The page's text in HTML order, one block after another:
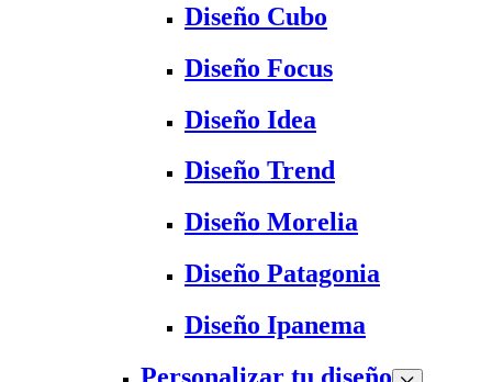
Diseño Cubo
Diseño Focus
Diseño Idea
Diseño Trend
Diseño Morelia
Diseño Patagonia
Diseño Ipanema